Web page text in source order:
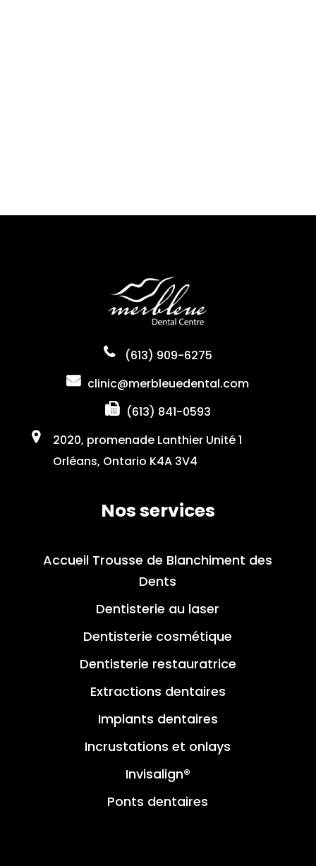
(613) 909-6275
clinic@merbleuedental.com
(613) 841-0593
2020, promenade Lanthier Unité 1
Orléans, Ontario K4A 3V4
Nos services
Accueil Trousse de Blanchiment des
Dents
Dentisterie au laser
Dentisterie cosmétique
Dentisterie restauratrice
Extractions dentaires
Implants dentaires
Incrustations et onlays
Invisalign®
Ponts dentaires